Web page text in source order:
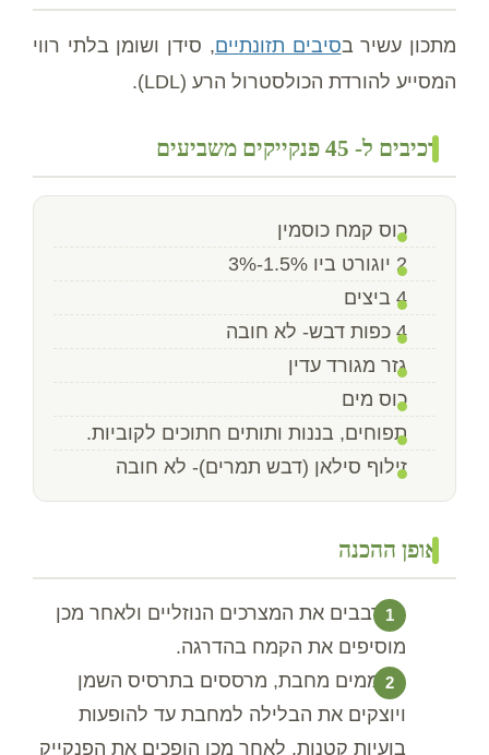
מתכון עשיר בסיבים תזונתיים, סידן ושומן בלתי רווי
המסייע להורדת הכולסטרול הרע (LDL).
רכיבים ל- 45 פנקייקים משביעים
כוס קמח כוסמין
2 יוגורט ביו 1.5%-3%
4 ביצים
4 כפות דבש- לא חובה
גזר מגורד עדין
כוס מים
תפוחים, בננות ותותים חתוכים לקוביות.
זילוף סילאן (דבש תמרים)- לא חובה
אופן ההכנה
מערבבים את המצרכים הנוזליים ולאחר מכן
מוסיפים את הקמח בהדרגה.
מחממים מחבת, מרססים בתרסיס השמן
ויוצקים את הבלילה למחבת עד להופעות
בועיות קטנות. לאחר מכן הופכים את הפנקייק